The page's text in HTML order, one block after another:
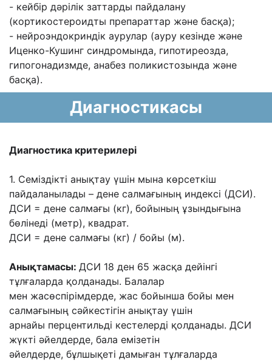
- кейбір дəрілік заттарды пайдалану
(кортикостероидты препараттар жəне басқа);
- нейроэндокриндік аурулар (ауру кезінде жəне
Иценко-Кушинг синдромында, гипотиреозда,
гипогонадизмде, анабез поликистозында жəне
басқа).
Диагностикасы
Диагностика критерилері
1. Семіздікті анықтау үшін мына көрсеткіш
пайдаланылады – дене салмағының индексі (ДСИ).
ДСИ = дене салмағы (кг), бойының ұзындығына
бөлінеді (метр), квадрат.
ДСИ = дене салмағы (кг) / бойы (м).
Анықтамасы: ДСИ 18 ден 65 жасқа дейінгі
тұлғаларда қолданады. Балалар
мен жасөспірімдерде, жас бойынша бойы мен
салмағының сəйкестігін анықтау үшін
арнайы перцентильді кестелерді қолданады. ДСИ
жүкті əйелдерде, бала емізетін
əйелдерде, бұлшықеті дамыған тұлғаларда